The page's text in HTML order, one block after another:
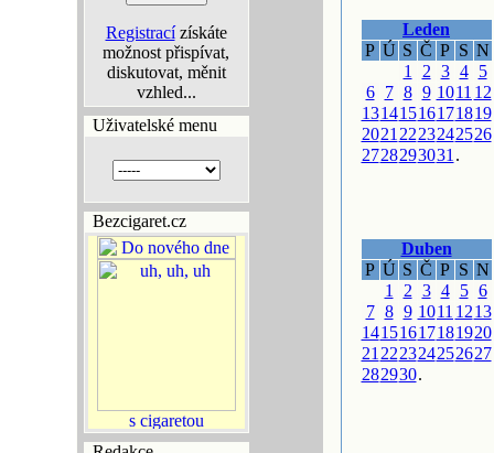
Registracízískáte
možnost přispívat,
diskutovat, měnit
vzhled...
Uživatelské menu
Bezcigaret.cz
Leden
P Ú S Č P S N
1
2 3 4
5
6
7 8 9 1011 12
13141516171819
2021 2223242526
2728293031 .
Duben
P Ú S Č P S N
1
2 3 4 5 6
7 8 9 1011 1213
14151617181920
21 222324252627
282930.